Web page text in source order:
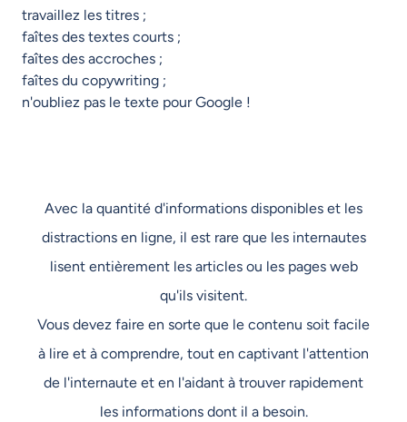
travaillez les titres ;
faîtes des textes courts ;
faîtes des accroches ;
faîtes du copywriting ;
n'oubliez pas le texte pour Google !
Avec la quantité d'informations disponibles et les
distractions en ligne, il est rare que les internautes
lisent entièrement les articles ou les pages web
qu'ils visitent.
Vous devez faire en sorte que le contenu soit facile
à lire et à comprendre, tout en captivant l'attention
de l'internaute et en l'aidant à trouver rapidement
les informations dont il a besoin.